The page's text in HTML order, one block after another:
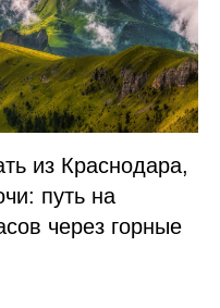
из Краснодара,
путь на
через горные